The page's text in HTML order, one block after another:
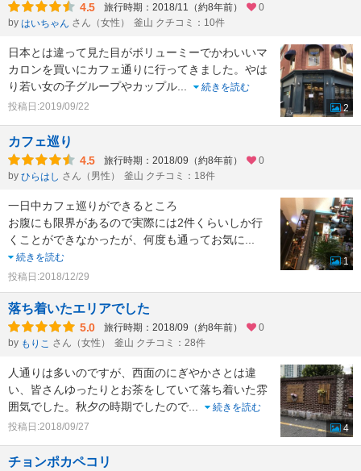
4.5 旅行時期：2018/11（約8年前）
0
by はいちゃん さん（女性） 釜山 クチコミ：10件
日本とは違って見た目がボリューミーでかわいいマ
カロンを買いにカフェ通りに行ってきました。やは
り若い女の子グループやカップル
続きを読む
投稿日:2019/09/22
2
カフェ巡り
4.5 旅行時期：2018/09（約8年前）
0
by ひらはし さん（男性） 釜山 クチコミ：18件
一日中カフェ巡りができるところ
お腹にも限界があるので実際には2件くらいしか行
くことができなかったが、何度も通ってお気に
続きを読む
投稿日:2018/12/29
1
落ち着いたエリアでした
5.0 旅行時期：2018/09（約8年前）
0
by もりこ さん（女性） 釜山 クチコミ：28件
人通りは多いのですが、西面のにぎやかさとは違
い、皆さんゆったりとお茶をしていて落ち着いた雰
囲気でした。秋夕の時期でしたので
続きを読む
投稿日:2018/09/27
4
チョンポカペコリ